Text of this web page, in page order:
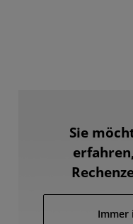
Sie
Immer